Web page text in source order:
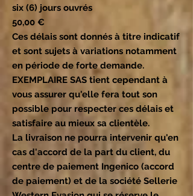
six (6) jours ouvrés
50,00 €
Ces délais sont donnés à titre indicatif
et sont sujets à variations notamment
en période de forte demande.
EXEMPLAIRE SAS tient cependant à
vous assurer qu'elle fera tout son
possible pour respecter ces délais et
satisfaire au mieux sa clientèle.
La livraison ne pourra intervenir qu'en
cas d'accord de la part du client, du
centre de paiement Ingenico (accord
de paiement) et de la société Sellerie